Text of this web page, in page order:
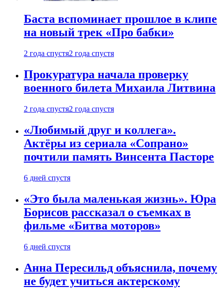
Баста вспоминает прошлое в клипе
на новый трек «Про бабки»
2 года спустя2 года спустя
Прокуратура начала проверку
военного билета Михаила Литвина
2 года спустя2 года спустя
«Любимый друг и коллега».
Актёры из сериала «Сопрано»
почтили память Винсента Пасторе
6 дней спустя
«Это была маленькая жизнь». Юра
Борисов рассказал о съемках в
фильме «Битва моторов»
6 дней спустя
Анна Пересильд объяснила, почему
не будет учиться актерскому